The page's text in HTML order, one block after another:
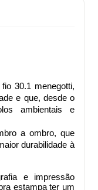
30.1 menegotti,
e que, desde o
ambientais e
a ombro, que
durabilidade à
e impressão
estampa ter um